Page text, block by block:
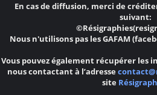
En cas de diffusion, merci de
suivant:
Nous n'utilisons pas les GAFAM
Vous pouvez également récupérer les
nous contactant à l’adresse
site